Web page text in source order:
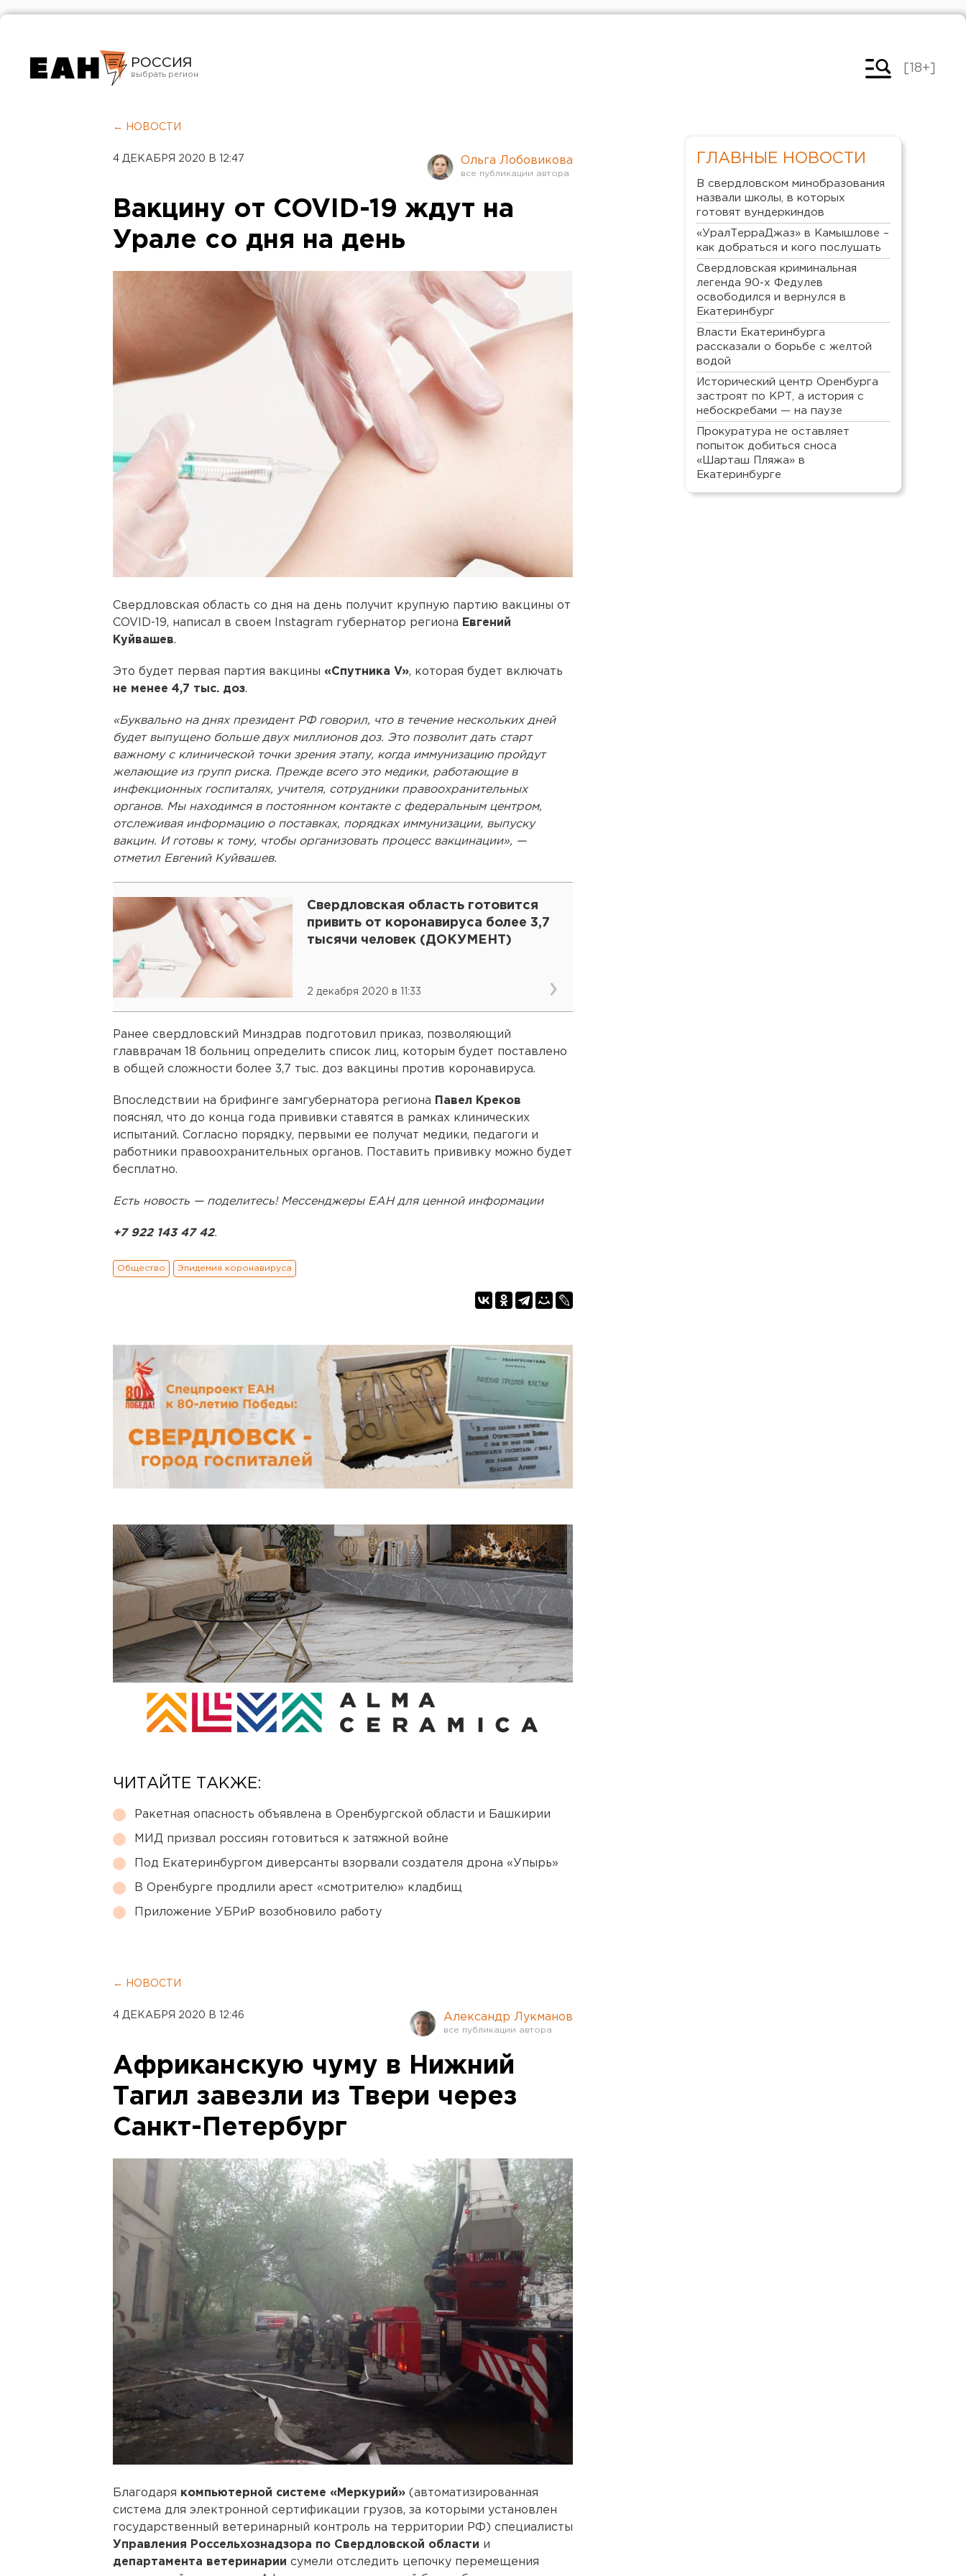
РОССИЯ
Челябинск
[18+]
← НОВОСТИ
4 ДЕКАБРЯ 2020 В 12:47 Ольга Лобовикова
Вакцину от COVID-19 ждут на
Урале со дня на день
Свердловская область со дня на день получит крупную партию вакцины от
COVID-19, написал в своем Instagram губернатор региона Евгений
Куйвашев.
Это будет первая партия вакцины «Спутника V», которая будет включать
не менее 4,7 тыс. доз.
«Буквально на днях президент РФ говорил, что в течение нескольких дней
будет выпущено больше двух миллионов доз. Это позволит дать старт
важному с клинической точки зрения этапу, когда иммунизацию пройдут
желающие из групп риска. Прежде всего это медики, работающие в
инфекционных госпиталях, учителя, сотрудники правоохранительных
органов. Мы находимся в постоянном контакте с федеральным центром,
отслеживая информацию о поставках, порядках иммунизации, выпуску
вакцин. И готовы к тому, чтобы организовать процесс вакцинации», —
отметил Евгений Куйвашев.
Свердловская область готовится
привить от коронавируса более 3,7
тысячи человек (ДОКУМЕНТ)
2 декабря 2020 в 11:33
Ранее свердловский Минздрав подготовил приказ, позволяющий
главврачам 18 больниц определить список лиц, которым будет поставлено
в общей сложности более 3,7 тыс. доз вакцины против коронавируса.
Впоследствии на брифинге замгубернатора региона
Павел Креков
пояснял, что до конца года прививки ставятся в рамках клинических
испытаний. Согласно порядку, первыми ее получат медики, педагоги и
работники правоохранительных органов. Поставить прививку можно будет
бесплатно.
Есть новость — поделитесь! Мессенджеры ЕАН для ценной информации
+7 922 143 47 42.
Общество Эпидемия коронавируса
ЧИТАЙТЕ ТАКЖЕ:
Ракетная опасность объявлена в Оренбургской области и Башкирии
МИД призвал россиян готовиться к затяжной войне
Под Екатеринбургом диверсанты взорвали создателя дрона «Упырь»
В Оренбурге продлили арест «смотрителю» кладбищ
Приложение УБРиР возобновило работу
← НОВОСТИ
4 ДЕКАБРЯ 2020 В 12:46 Александр Лукманов
Африканскую чуму в Нижний
Тагил завезли из Твери через
Санкт-Петербург
Благодаря компьютерной системе «Меркурий» (автоматизированная
система для электронной сертификации грузов, за которыми установлен
государственный ветеринарный контроль на территории РФ) специалисты
Управления Россельхознадзора по Свердловской области и
департамента ветеринарии сумели отследить цепочку перемещения
ГЛАВНЫЕ НОВОСТИ
В свердловском минобразования
назвали школы, в которых
готовят вундеркиндов
«УралТерраДжаз» в Камышлове –
как добраться и кого послушать
Свердловская криминальная
легенда 90-х Федулев
освободился и вернулся в
Екатеринбург
Власти Екатеринбурга
рассказали о борьбе с желтой
водой
Исторический центр Оренбурга
застроят по КРТ, а история с
небоскребами — на паузе
Прокуратура не оставляет
попыток добиться сноса
«Шарташ Пляжа» в
Екатеринбурге